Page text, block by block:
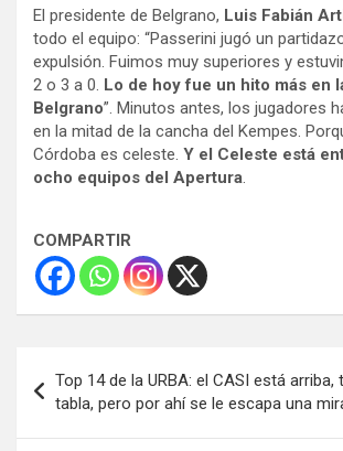
El presidente de Belgrano, Luis Fabián
todo el equipo: “Passerini jugó un
expulsión. Fuimos muy superiores y
2 o 3 a 0. Lo de hoy fue un hito más en
Belgrano”. Minutos antes, los jugadores
en la mitad de la cancha del Kempes.
Córdoba es celeste. Y el Celeste está
ocho equipos del Apertura
COMPARTIR
de
entradas
Top 14 de la URBA: el CASI está arriba,
tabla, pero por ahí se le escapa una